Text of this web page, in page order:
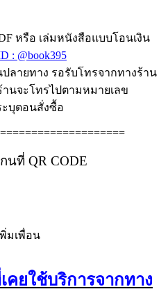
หรือ เล่มหนังสือแบบโอนเงิน
: @book395
ลายทาง รอรับโทรจากทางร้าน
นจะโทรไปตามหมายเลข
บุตอนสั่งซื้อ
นที่ QR CODE
คยใช้บริการจากทาง